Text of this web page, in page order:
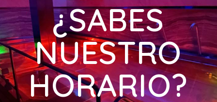
¿SABES
NUESTRO
HORARIO?